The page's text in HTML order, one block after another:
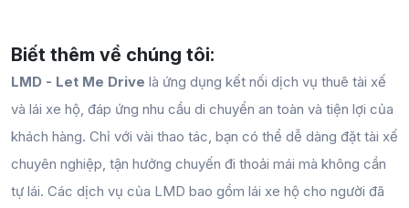
Biết thêm về chúng tôi:
LMD - Let Me Drive là ứng dụng kết nối dịch vụ thuê tài xế
và lái xe hộ, đáp ứng nhu cầu di chuyển an toàn và tiện lợi của
khách hàng. Chỉ với vài thao tác, bạn có thể dễ dàng đặt tài xế
chuyên nghiệp, tận hưởng chuyến đi thoải mái mà không cần
tự lái. Các dịch vụ của LMD bao gồm lái xe hộ cho người đã